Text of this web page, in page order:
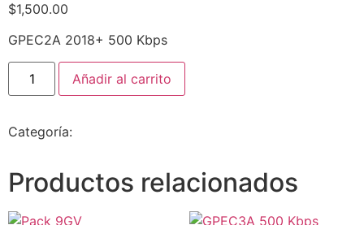
$1,500.00
GPEC2A 2018+ 500 Kbps
Añadir al carrito
Categoría:
Productos relacionados